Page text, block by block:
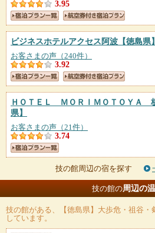
3.95
ビジネスホテルアクセス阿波 【徳島県】
お客さまの声（240件）
3.92
ＨＯＴＥＬ ＭＯＲＩＭＯＴＯＹＡ
県】
お客さまの声（21件）
3.74
技の館周辺の宿を探す
技の館の周辺の
技の館がある、【徳島県】大歩危・祖谷
しています。